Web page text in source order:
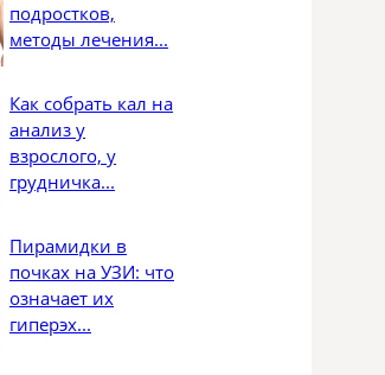
подростков,
методы лечения...
Как собрать кал на
анализ у
взрослого, у
грудничка...
Пирамидки в
почках на УЗИ: что
означает их
гиперэх...